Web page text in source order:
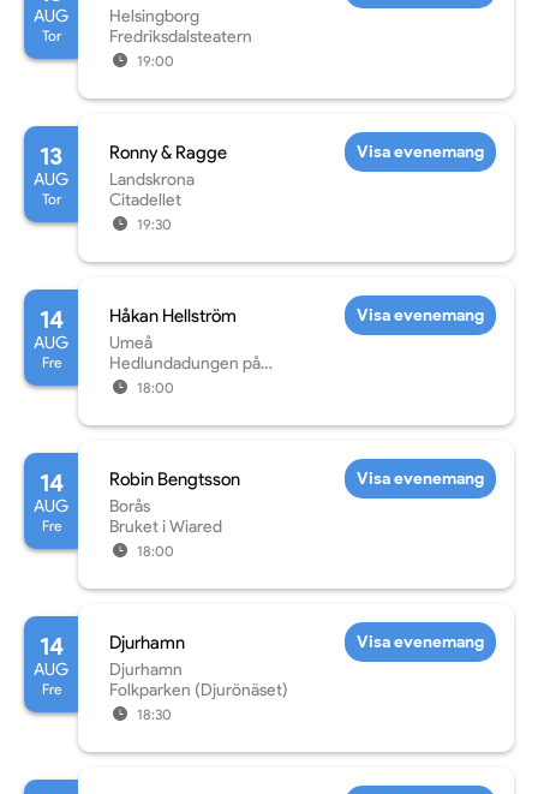
AUG
Tor
Helsingborg
Fredriksdalsteatern
19:00
13
AUG
Tor
Ronny & Ragge
Landskrona
Citadellet
19:30
Visa evenemang
14
AUG
Fre
Håkan Hellström
Umeå
Hedlundadungen på
Noliaområdet
18:00
Visa evenemang
14
AUG
Fre
Robin Bengtsson
Borås
Bruket i Wiared
18:00
Visa evenemang
14
AUG
Fre
Djurhamn
Djurhamn
Folkparken (Djurönäset)
18:30
Visa evenemang